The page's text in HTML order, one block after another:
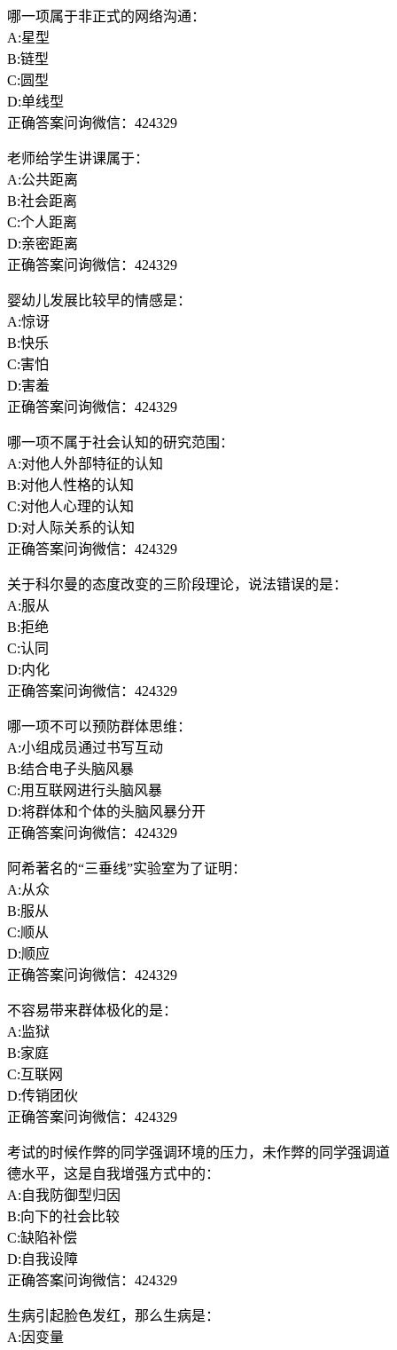
哪一项属于非正式的网络沟通：
A:星型
B:链型
C:圆型
D:单线型
正确答案问询微信：424329
老师给学生讲课属于：
A:公共距离
B:社会距离
C:个人距离
D:亲密距离
正确答案问询微信：424329
婴幼儿发展比较早的情感是：
A:惊讶
B:快乐
C:害怕
D:害羞
正确答案问询微信：424329
哪一项不属于社会认知的研究范围：
A:对他人外部特征的认知
B:对他人性格的认知
C:对他人心理的认知
D:对人际关系的认知
正确答案问询微信：424329
关于科尔曼的态度改变的三阶段理论，说法错误的是：
A:服从
B:拒绝
C:认同
D:内化
正确答案问询微信：424329
哪一项不可以预防群体思维：
A:小组成员通过书写互动
B:结合电子头脑风暴
C:用互联网进行头脑风暴
D:将群体和个体的头脑风暴分开
正确答案问询微信：424329
阿希著名的“三垂线”实验室为了证明：
A:从众
B:服从
C:顺从
D:顺应
正确答案问询微信：424329
不容易带来群体极化的是：
A:监狱
B:家庭
C:互联网
D:传销团伙
正确答案问询微信：424329
考试的时候作弊的同学强调环境的压力，未作弊的同学强调道
德水平，这是自我增强方式中的：
A:自我防御型归因
B:向下的社会比较
C:缺陷补偿
D:自我设障
正确答案问询微信：424329
生病引起脸色发红，那么生病是：
A:因变量